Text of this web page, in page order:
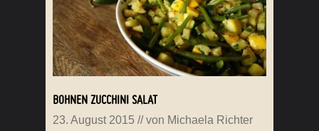
BOHNEN ZUCCHINI SALAT
23. August 2015 // von Michaela Richter